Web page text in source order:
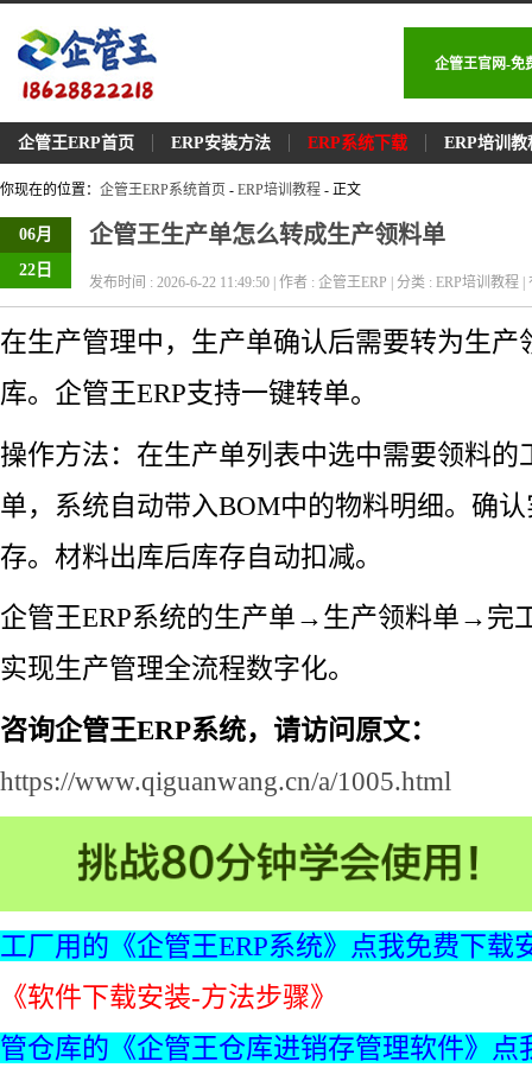
企管王官网-免
企管王ERP首页 ERP安装方法 ERP系统下载 ERP培训教
你现在的位置： 企管王ERP系统首页 - ERP培训教程 - 正文
06月
22日
企管王生产单怎么转成生产领料单
发布时间 : 2026-6-22 11:49:50 | 作者 : 企管王ERP | 分类 : ERP培训教程 |
在生产管理中，生产单确认后需要转为生产
库。企管王ERP支持一键转单。
操作方法：在生产单列表中选中需要领料的
单，系统自动带入BOM中的物料明细。确
存。材料出库后库存自动扣减。
企管王ERP系统的生产单→生产领料单→完
实现生产管理全流程数字化。
咨询企管王ERP系统，请访问原文：
https://www.qiguanwang.cn/a/1005.html
工厂用的《企管王ERP系统》点我免费下载
《软件下载安装-方法步骤》
管仓库的《企管王仓库进销存管理软件》点